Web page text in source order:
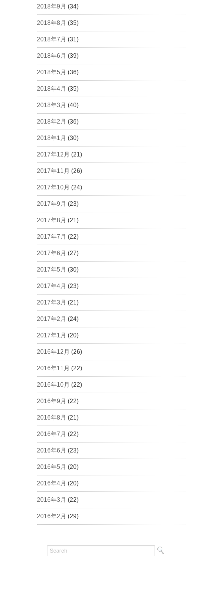
2018年9月 (34)
2018年8月 (35)
2018年7月 (31)
2018年6月 (39)
2018年5月 (36)
2018年4月 (35)
2018年3月 (40)
2018年2月 (36)
2018年1月 (30)
2017年12月 (21)
2017年11月 (26)
2017年10月 (24)
2017年9月 (23)
2017年8月 (21)
2017年7月 (22)
2017年6月 (27)
2017年5月 (30)
2017年4月 (23)
2017年3月 (21)
2017年2月 (24)
2017年1月 (20)
2016年12月 (26)
2016年11月 (22)
2016年10月 (22)
2016年9月 (22)
2016年8月 (21)
2016年7月 (22)
2016年6月 (23)
2016年5月 (20)
2016年4月 (20)
2016年3月 (22)
2016年2月 (29)